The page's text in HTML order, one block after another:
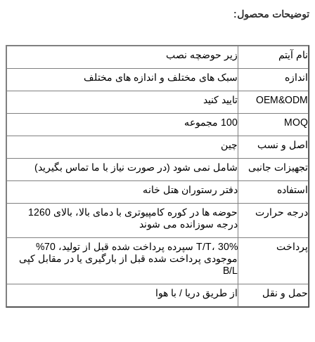
توضیحات محصول:
نام آیتم
زیر حوضچه نصب
اندازه
سبک های مختلف و اندازه های مختلف
OEM&ODM
تایید کنید
MOQ
100 مجموعه
اصل و نسب
چین
تجهیزات جانبی
شامل نمی شود (در صورت نیاز با ما تماس بگیرید)
استفاده
دفتر رستوران هتل خانه
درجه حرارت
حوضه ها در کوره کامپیوتری با دمای بالا، بالای 1260
درجه سوزانده می شوند
پرداخت
T/T، 30% سپرده پرداخت شده قبل از تولید، 70%
موجودی پرداخت شده قبل از بارگیری یا در مقابل کپی
B/L
حمل و نقل
از طریق دریا / با هوا